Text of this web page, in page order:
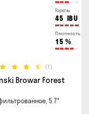
Горечь
45 IBU
Плотность
15 %
(1)
Browar Forest
5.7°